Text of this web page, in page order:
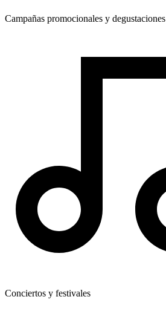
Campañas promocionales y degustaciones
Conciertos y festivales